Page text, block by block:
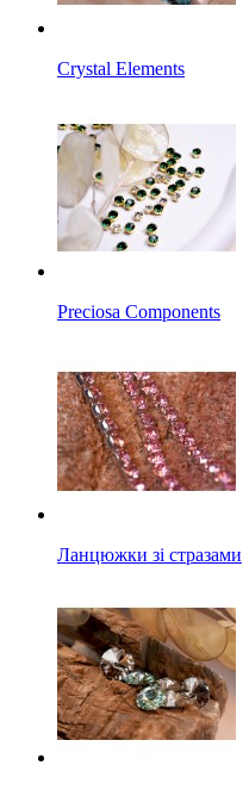
Crystal Elements
Preciosa Components
Ланцюжки зі стразами